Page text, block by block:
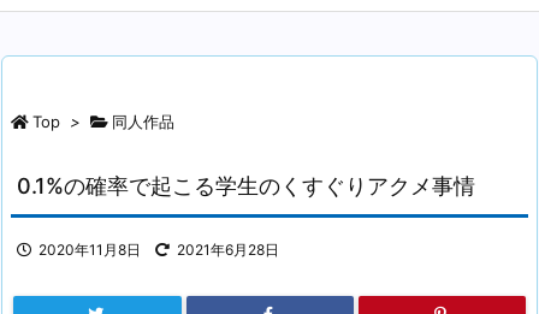
Top > 同人作品
0.1%の確率で起こる学生のくすぐりアクメ事情
2020年11月8日 2021年6月28日